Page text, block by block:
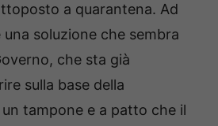
a quarantena. Ad
soluzione che sembra
che sta già
sulla base della
tampone e a patto che il